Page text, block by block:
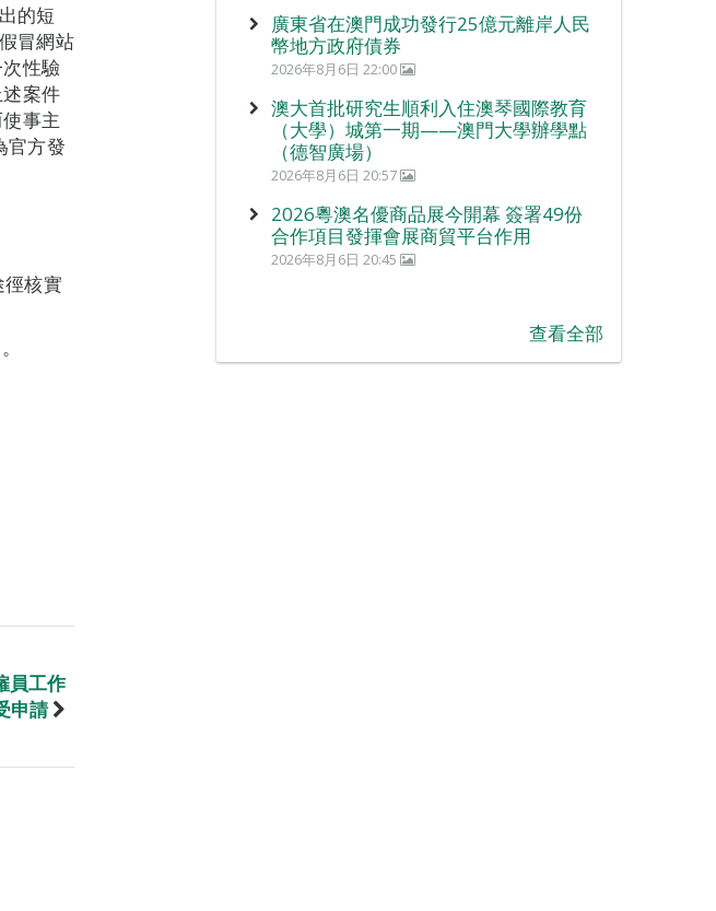
的短
冒網站
性驗
案件
事主
官方發
核實
員工作
申請
廣東省在澳門成功發行25億元離岸人民
幣地方政府債券
2026年8月6日 22:00
澳大首批研究生順利入住澳琴國際教育
（大學）城第一期——澳門大學辦學點
（德智廣場）
2026年8月6日 20:57
2026粵澳名優商品展今開幕 簽署49份
合作項目發揮會展商貿平台作用
2026年8月6日 20:45
查看全部